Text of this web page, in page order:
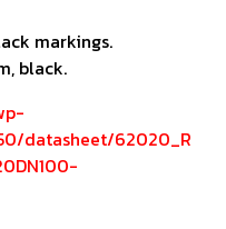
markings.
black.
datasheet/62020_R